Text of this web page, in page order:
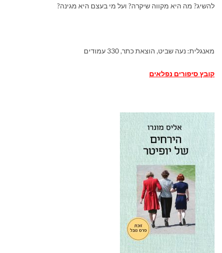
להשיג? מה היא מקווה שיקרה? ועל מי בעצם היא מגינה?
מאנגלית: נעה שביט, הוצאת כתר, 330 עמודים
קובץ סיפורים נפלאים